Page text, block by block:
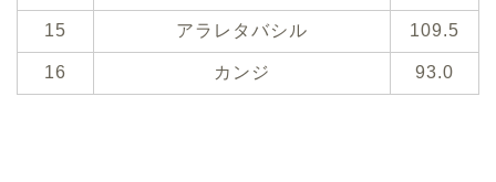
15 アラレタバシル 109.5
16 カンジ 93.0